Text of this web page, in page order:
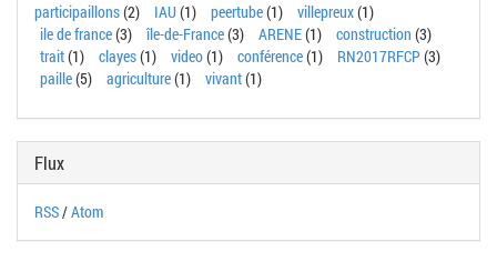
participaillons(2) IAU(1) peertube(1) villepreux(1)
ile de france(3) île-de-France(3) ARENE(1) construction (3)
trait(1) clayes(1) video(1) conférence(1) RN2017RFCP(3)
paille(5) agriculture(1) vivant(1)
Flux
RSS/Atom